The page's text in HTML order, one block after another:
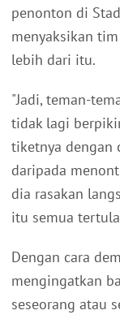
penonton di
menyaksikan
lebih dari itu.
"Jadi, teman-
tidak lagi
tiketnya dengan
daripada
dia rasakan
itu semua
Dengan cara
mengingatkan
seseorang atau